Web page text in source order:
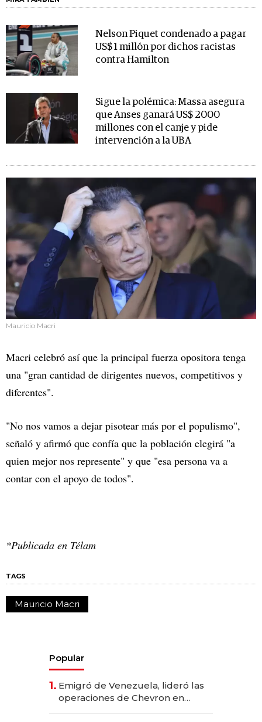
Nelson Piquet condenado a pagar
US$ 1 millón por dichos racistas
contra Hamilton
Sigue la polémica: Massa asegura
que Anses ganará US$ 2000
millones con el canje y pide
intervención a la UBA
Mauricio Macri
Macri celebró así que la principal fuerza opositora tenga
una "gran cantidad de dirigentes nuevos, competitivos y
diferentes".
"No nos vamos a dejar pisotear más por el populismo",
señaló y afirmó que confía que la población elegirá "a
quien mejor nos represente" y que "esa persona va a
contar con el apoyo de todos".
*Publicada en Télam
TAGS
Mauricio Macri
Popular
1. Emigró de Venezuela, lideró las
operaciones de Chevron en